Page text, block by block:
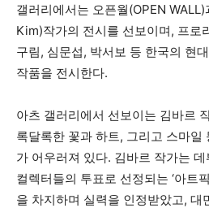
갤러리에서는 오픈월(OPEN
Kim)작가의 전시를 선보이며, 프로
구림, 심문섭, 박서보 등 한국의 현
작품을 전시한다.
아츠 갤러리에서 선보이는 김바르
록달록한 꽃과 하트, 그리고 스마일
가 어우러져 있다. 김바르 작가는
컬렉터들의 투표로 선정되는 ‘아트
을 차지하며 실력을 인정받았고, 대